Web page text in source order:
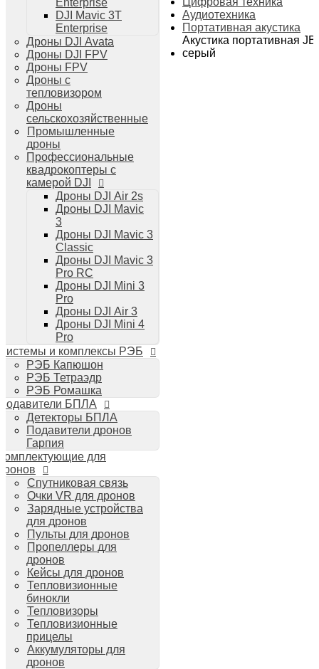
Дроны DJI Mini 4 Pro
Системы и комплексы РЭБ
РЭБ Капюшон
РЭБ Тетраэдр
РЭБ Ромашка
Подавители БПЛА
Детекторы БПЛА
Комплектующие для дронов
Спутниковая связь
Зарядные устройства для дронов
Пульты для дронов
Пропеллеры для дронов
Кейсы для дронов
Тепловизионные бинокли
Тепловизионные прицелы
Аккумуляторы для дронов
Телевизоры
Телевизоры
Цифровая техника
Техника Apple
Телефоны iPhone
Планшеты iPad
Компьютеры Mac
Аудиотехника
Стайлеры для волос Dyson
Пылесосы Dyson
Аудио и видео DJI
Ручные камеры
DJI Osmo Action 3
DJI Osmo Pocket 3
Стабилизаторы
DJI Osmo Mobile 6
DJI RS 3 Pro
Enterprise
DJI Mavic 3T
Enterprise
Дроны DJI Avata
Дроны DJI FPV
Дроны FPV
Дроны с
тепловизором
Дроны
сельскохозяйственные
Промышленные
дроны
Профессиональные
квадрокоптеры с
камерой DJI
Дроны DJI Air 2s
Дроны DJI Mavic
3
Дроны DJI Mavic 3
Classic
Дроны DJI Mavic 3
Pro RC
Дроны DJI Mini 3
Pro
Дроны DJI Air 3
Дроны DJI Mini 4
Pro
и комплексы РЭБ
РЭБ Капюшон
РЭБ Тетраэдр
РЭБ Ромашка
БПЛА
Детекторы БПЛА
Подавители дронов
Гарпия
для
Спутниковая связь
Очки VR для дронов
Зарядные устройства
для дронов
Пульты для дронов
Пропеллеры для
дронов
Кейсы для дронов
Тепловизионные
бинокли
Тепловизоры
Тепловизионные
прицелы
Аккумуляторы для
дронов
Аудиотехника
Портативная акустика
Акустика портативная
серый